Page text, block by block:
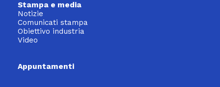
Stampa e media
Notizie
Comunicati stampa
Obiettivo industria
Video
Appuntamenti